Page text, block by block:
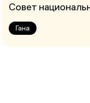
Совет
Гана